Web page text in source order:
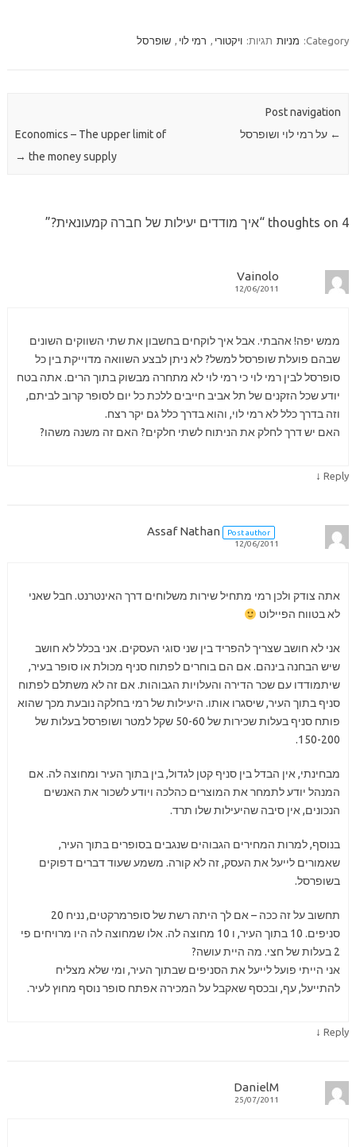
Category: מניות תגיות: ויקטורי, רמי לוי, שופרסל
Post navigation
←על רמי לוי ושופרסל
Economics – The upper limit of
the money supply
→
4 thoughts on “ איך מודדים יעילות של חברה קמעונאית?”
Vainolo
12/06/2011
ממש יפה! אהבתי. אבל איך לוקחים בחשבון את שתי השווקים השונים
שבהם פועלת שופרסל למשל? לא ניתן לבצע השוואה מדוייקת בין כל
סופרסל לבין רמי לוי כי רמי לוי לא מתחרה מבשוק בתוך הרים. אתה בטח
יודע שכל הזקנים של תל אביב חייבים ללכת כל יום לסופר קרוב לביתם,
וזה בדרך כלל לא רמי לוי, והוא בדרך כלל גם יקר רצח.
האם יש דרך לחלק את הניתוח לשתי חלקים? האם זה משנה משהו?
Reply
↓
Assaf Nathan
Post author
12/06/2011
אתה צודק ולכן רמי מתחיל שירות משלוחים דרך האינטרנט. חבל שאני
לא בטווח הפיילוט
אני לא חושב שצריך להפריד בין שני סוגי העסקים. אני בכלל לא חושב
שיש הבחנה בינהם. אם הם בוחרים לפתוח סניף מכולת או סופר בעיר,
שיתמודדו עם שכר הדירה והעלויות הגבוהות. אם זה לא משתלם לפתוח
סניף בתוך העיר, שיסגרו אותו. היעילות של רמי בחלקה נובעת מכך שהוא
פותח סניף בעלות שכירות של 50-60 שקל למטר ושופרסל בעלות של
150-200.
מבחינתי, אין הבדל בין סניף קטן לגדול, בין בתוך העיר ומחוצה לה. אם
המנהל יודע לתמחר את המוצרים כהלכה ויודע לשכור את האנשים
הנכונים, אין סיבה שהיעילות שלו תרד.
בנוסף, למרות המחירים הגבוהים שנגבים בסופרים בתוך העיר,
שאמורים לייעל את העסק, זה לא קורה. משמע שעוד דברים דפוקים
בשופרסל.
תחשוב על זה ככה – אם לך היתה רשת של סופרמרקטים, נניח 20
סניפים. 10 בתוך העיר, ו 10 מחוצה לה. אלו שמחוצה לה היו מרויחים פי
2 בעלות של חצי. מה היית עושה?
אני הייתי פועל לייעל את הסניפים שבתוך העיר, ומי שלא מצליח
להתייעל, עף, ובכסף שאקבל על המכירה אפתח סופר נוסף מחוץ לעיר.
Reply
↓
DanielM
25/07/2011